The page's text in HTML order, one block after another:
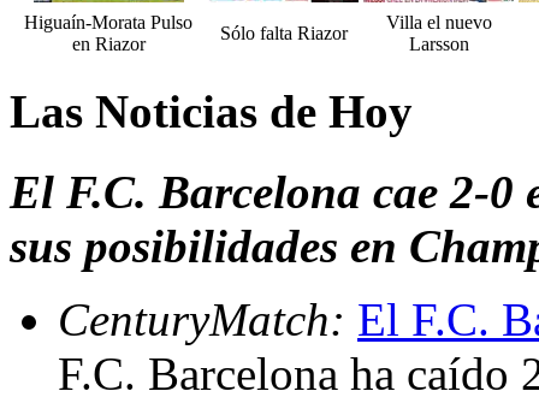
Higuaín-Morata Pulso
en Riazor
Sólo falta Riazor
Villa el nuevo
Larsson
Las Noticias de Hoy
El F.C. Barcelona cae 2-
sus posibilidades en
CenturyMatch: El F.C.
F.C. Barcelona ha caído